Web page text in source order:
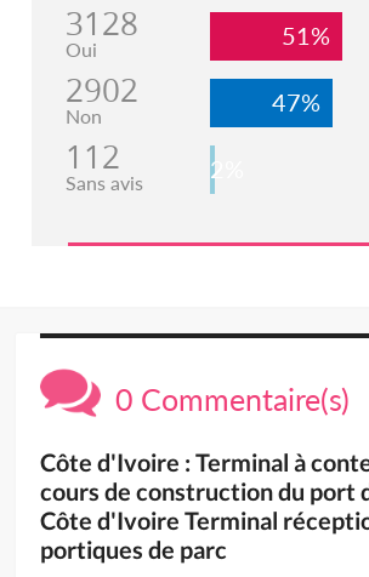
3128
Oui 51%
2902
Non 47%
112
Sans avis 2%
0 Commentaire(s)
Côte d'Ivoire : Terminal à
cours de construction du port
Côte d'Ivoire Terminal
portiques de parc